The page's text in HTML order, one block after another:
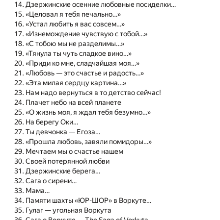
Дзержинские осенние любовные посиделки…
«Целовал я тебя печально…»
«Устал любить я вас совсем…»
«Изнемождение чувствую с тобой…»
«С тобою мы не разделимы…»
«Тянула ты чуть сладкое вино…»
«Приди ко мне, сладчайшая моя…»
«Любовь — это счастье и радость…»
«Эта милая сердцу картина…»
Нам надо вернуться в то детство сейчас!
Плачет небо на всей планете
«О жизнь моя, я ждал тебя безумно…»
На берегу Оки…
Ты девчонка — Егоза…
«Прошла любовь, завяли помидоры…»
Мечтаем мы о счастье нашем
Своей потерянной любви
Дзержинские берега…
Сага о сирени…
Мама…
Памяти шахты «ЮР-ШОР» в Воркуте…
Гулаг — угольная Воркута